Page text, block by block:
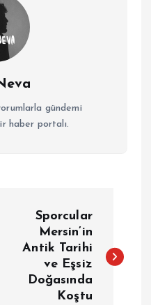
gündemi
haber portalı.
Sporcular
Mersin’in
Antik Tarihi
ve Eşsiz
Doğasında
Koştu